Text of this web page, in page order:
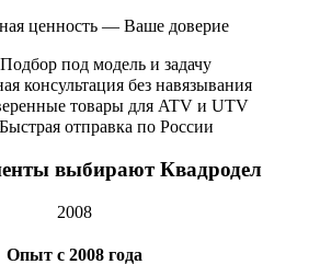
ценность — Ваше доверие
Подбор под модель и задачу
консультация без навязывания
товары для ATV и UTV
Быстрая отправка по России
выбирают Квадродел
2008
Опыт с 2008 года